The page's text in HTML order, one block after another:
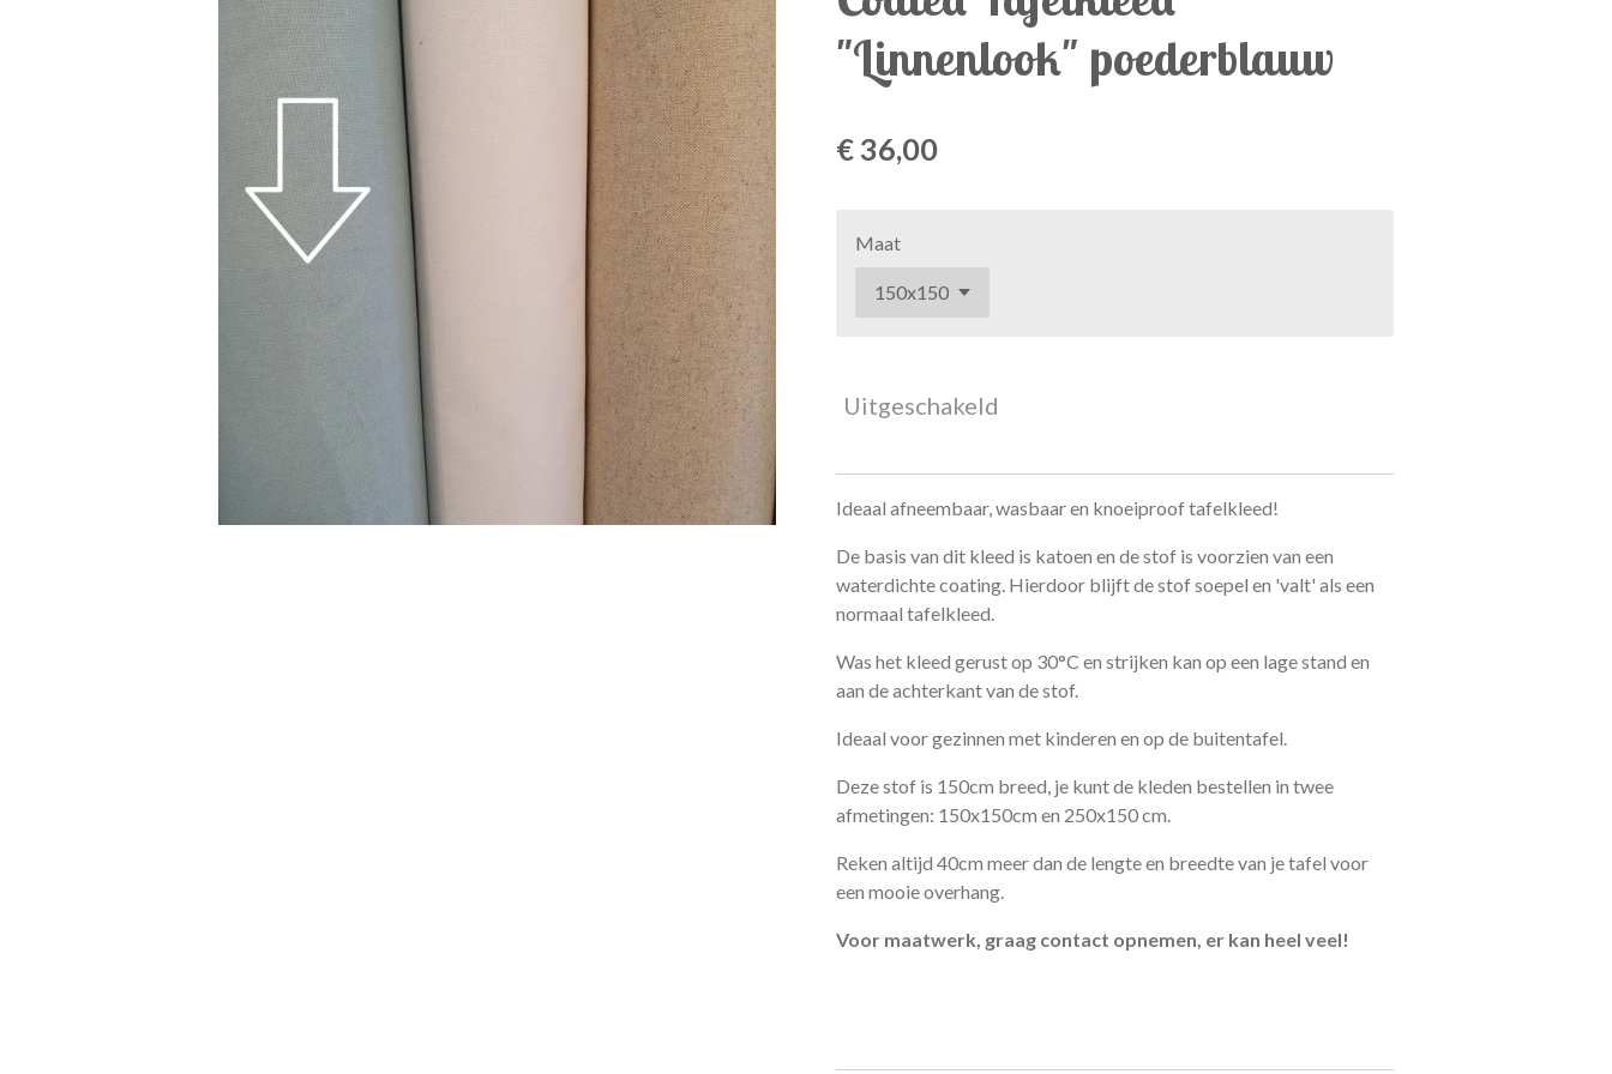
"Linnenlook" poederblauw
€ 36,00
Maat
Uitgeschakeld
Ideaal afneembaar, wasbaar en knoeiproof tafelkleed!
De basis van dit kleed is katoen en de stof is voorzien van een
waterdichte coating. Hierdoor blijft de stof soepel en 'valt' als een
normaal tafelkleed.
Was het kleed gerust op 30°C en strijken kan op een lage stand en
aan de achterkant van de stof.
Ideaal voor gezinnen met kinderen en op de buitentafel.
Deze stof is 150cm breed, je kunt de kleden bestellen in twee
afmetingen: 150x150cm en 250x150 cm.
Reken altijd 40cm meer dan de lengte en breedte van je tafel voor
een mooie overhang.
Voor maatwerk, graag contact opnemen, er kan heel veel!